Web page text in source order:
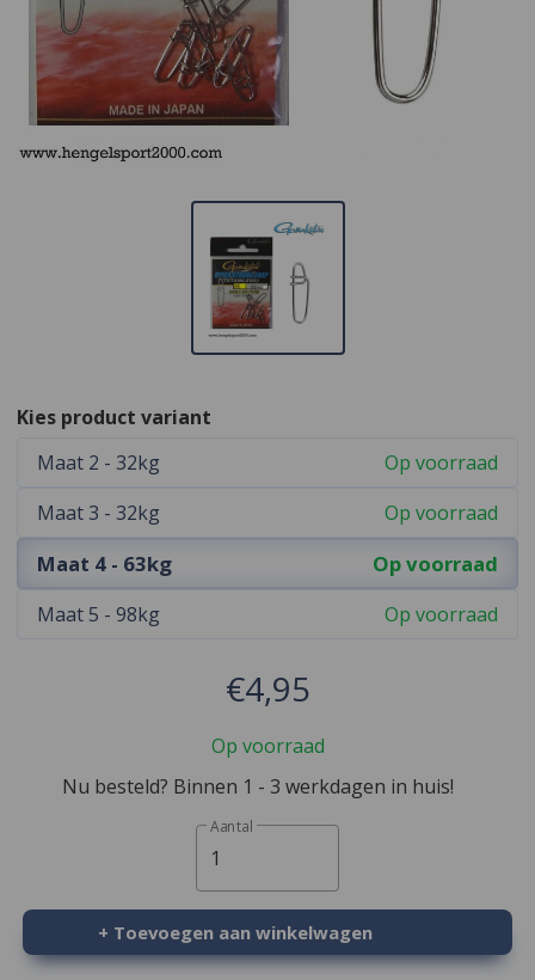
Kies product variant
Maat 2 - 32kg
Op voorraad
Maat 3 - 32kg
Op voorraad
Maat 4 - 63kg Op voorraad
Maat 5 - 98kg Op voorraad
€4,95
Op voorraad
Nu besteld? Binnen 1 - 3 werkdagen in huis!
Aantal
1
+ Toevoegen aan winkelwagen